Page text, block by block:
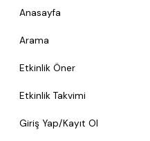
Anasayfa
Arama
Etkinlik Öner
Etkinlik Takvimi
Giriş Yap/Kayıt Ol